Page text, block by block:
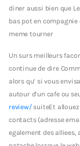
diner aussi bien que
bas pot en
meme tourner
Un surs meilleurs
continue de dire
alors qu’ si vous
autour d’un cafe ou
review/suiteEt allouez
contacts (adresse
egalement des